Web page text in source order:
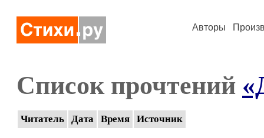
Авторы
Список прочтений
Читатель Дата Время Источник